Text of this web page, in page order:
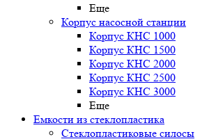
Еще
Корпус насосной станции
Корпус КНС 1000
Корпус КНС 1500
Корпус КНС 2000
Корпус КНС 2500
Корпус КНС 3000
Еще
Емкости из стеклопластика
Стеклопластиковые силосы